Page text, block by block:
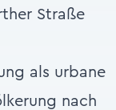
Straße
als urbane
nach